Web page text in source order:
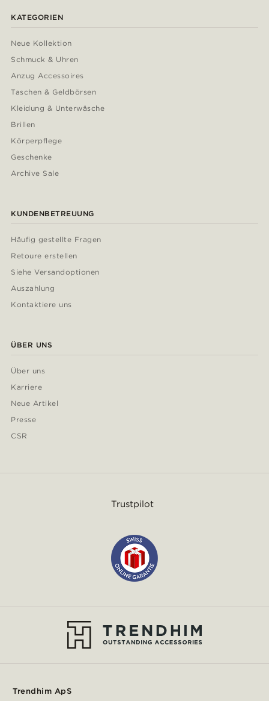
KATEGORIEN
Neue Kollektion
Schmuck & Uhren
Anzug Accessoires
Taschen & Geldbörsen
Kleidung & Unterwäsche
Brillen
Körperpflege
Geschenke
Archive Sale
KUNDENBETREUUNG
Häufig gestellte Fragen
Retoure erstellen
Siehe Versandoptionen
Auszahlung
Kontaktiere uns
ÜBER UNS
Über uns
Karriere
Neue Artikel
Presse
CSR
Trustpilot
Trendhim ApS